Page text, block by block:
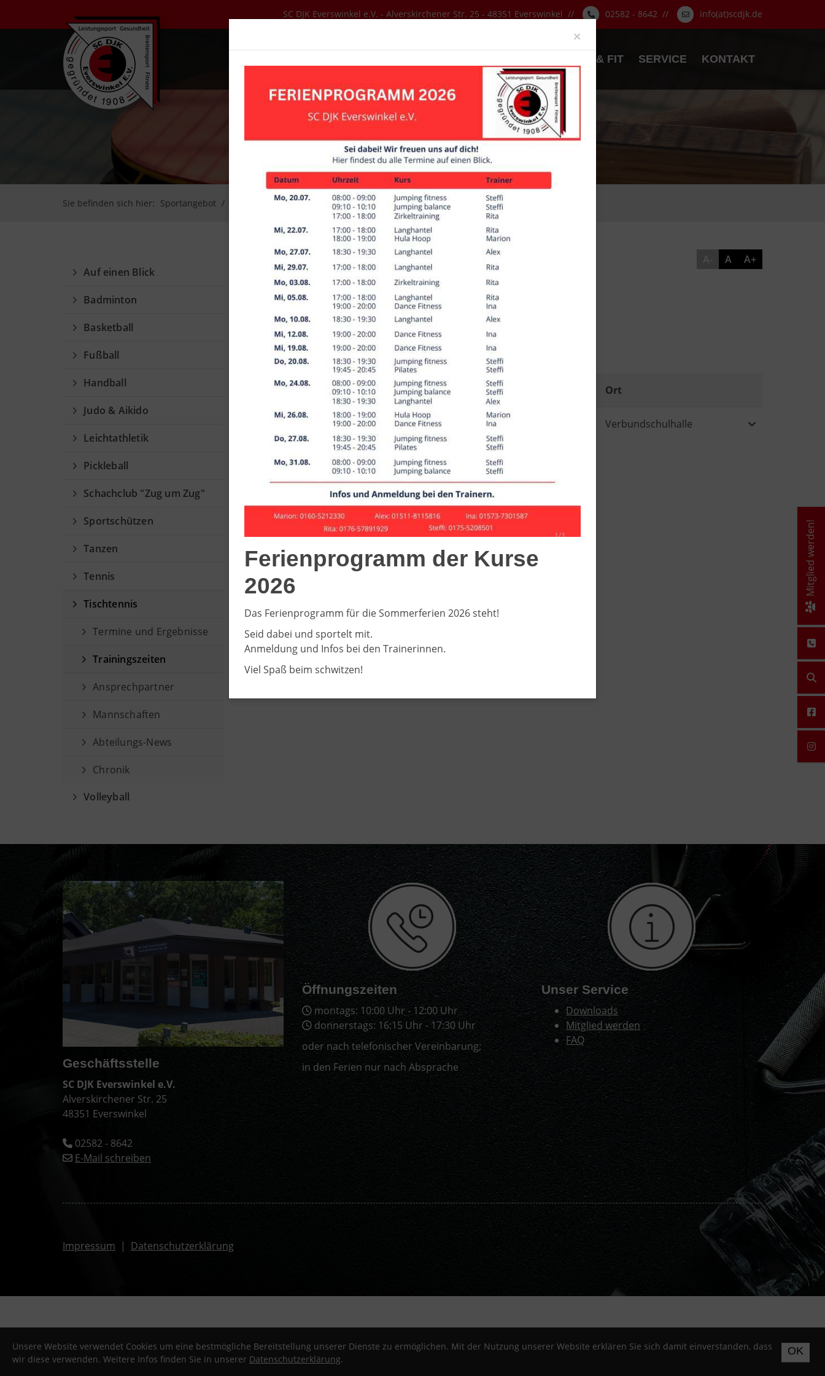
SC DJK Everswinkel e.V. - Alverskirchener Str. 25 - 48351 Everswinkel // 02582 - 8642 // info(at)scdjk.de
GESUND & FIT SERVICE KONTAKT
Sie befinden sich hier: Sportangebot Tischtennis Trainingszeiten
A A+
Tischtennis
Trainingszeiten
Angebote
Wochentag Zeit Angebot
Ort
19:30–21:00 Tischtennis: Erwachsene Verbundschulhalle
Auf einen Blick
Badminton
Basketball
Fußball
Handball
Judo & Aikido
Leichtathletik
Pickleball
Schachclub "Zug um Zug"
Sportschützen
Tanzen
Tennis
Tischtennis
Termine und Ergebnisse
Trainingszeiten
Ansprechpartner
Mannschaften
Abteilungs-News
Chronik
Volleyball
Geschäftsstelle
SC DJK Everswinkel e.V.
Alverskirchener Str. 25
48351 Everswinkel
02582 - 8642
E-Mail schreiben
Öffnungszeiten
montags: 10:00 Uhr - 12:00 Uhr
donnerstags: 16:15 Uhr - 17:30 Uhr
oder nach telefonischer Vereinbarung;
in den Ferien nur nach Absprache
Unser Service
Downloads
Mitglied werden
FAQ
Impressum | Datenschutzerklärung
© 2026 - SC DJK Everswinkel e.V.
Mitglied werden!
OK
Unsere Website verwendet Cookies um eine bestmögliche Bereitstellung unserer Dienste zu ermöglichen. Mit der Nutzung unserer Website erklären Sie sich damit einverstanden, dass
wir diese verwenden. Weitere Infos finden Sie in unserer Datenschutzerklärung.
×
Ferienprogramm der Kurse
2026
Das Ferienprogramm für die Sommerferien 2026 steht!
Seid dabei und sportelt mit.
Anmeldung und Infos bei den Trainerinnen.
Viel Spaß beim schwitzen!